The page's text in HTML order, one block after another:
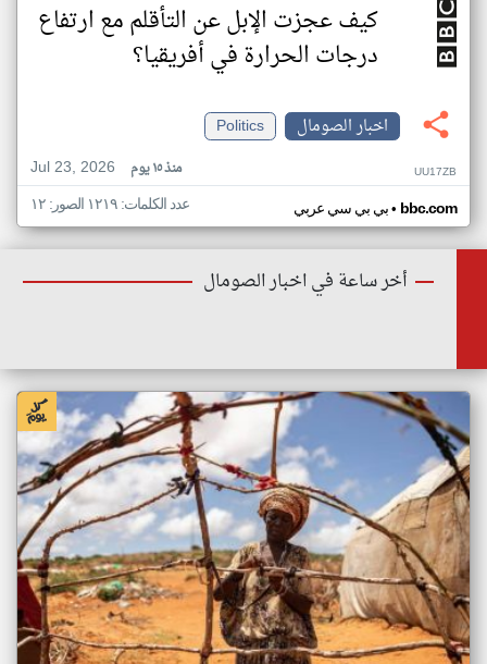
كيف عجزت الإبل عن التأقلم مع ارتفاع
درجات الحرارة في أفريقيا؟
اخبار الصومال
Politics
Jul 23, 2026
منذ ١٥ يوم UU17ZB
بي بي سي عربي• bbc.com عدد الكلمات: ١٢١٩ الصور: ١٢
أخر ساعة في اخبار الصومال